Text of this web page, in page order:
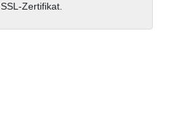
SSL-Zertifikat.